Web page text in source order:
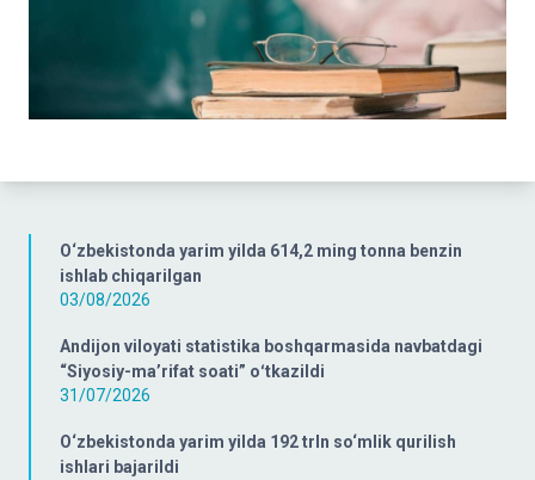
O‘zbekistonda yarim yilda 614,2 ming tonna benzin
ishlab chiqarilgan
03/08/2026
Andijon viloyati statistika boshqarmasida navbatdagi
“Siyosiy-ma’rifat soati” oʻtkazildi
31/07/2026
O‘zbekistonda yarim yilda 192 trln so‘mlik qurilish
ishlari bajarildi